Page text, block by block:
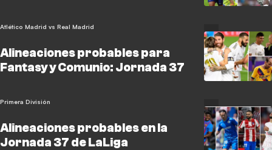
Atlético Madrid vs Real Madrid
Alineaciones probables para
Fantasy y Comunio: Jornada 37
Primera División
Alineaciones probables en la
Jornada 37 de LaLiga